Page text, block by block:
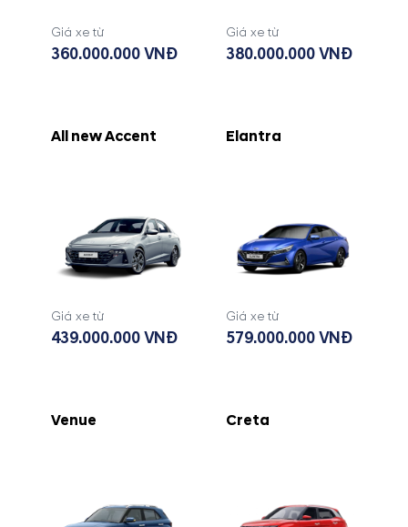
Giá xe từ
360.000.000 VNĐ
Giá xe từ
380.000.000 VNĐ
All new Accent
Giá xe từ
439.000.000 VNĐ
Elantra
Giá xe từ
579.000.000 VNĐ
Venue Creta